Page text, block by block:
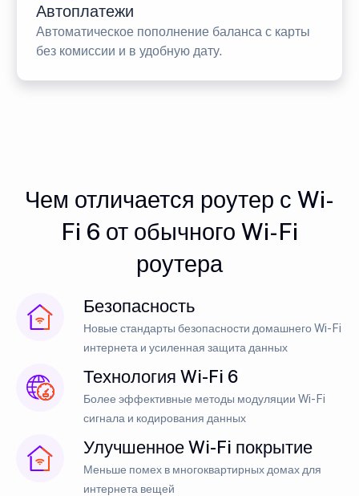
Автоплатежи
Автоматическое пополнение баланса с карты
без комиссии и в удобную дату.
Чем отличается роутер с Wi-
Fi 6 от обычного Wi-Fi
роутера
Безопасность
Новые стандарты безопасности домашнего Wi-Fi
интернета и усиленная защита данных
Технология Wi-Fi 6
Более эффективные методы модуляции Wi-Fi
сигнала и кодирования данных
Улучшенное Wi-Fi покрытие
Меньше помех в многоквартирных домах для
интернета вещей